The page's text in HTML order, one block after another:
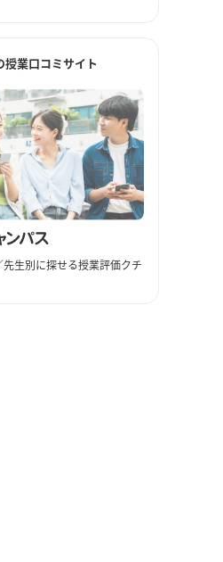
授業口コミサイト
生別に探せる授業評価クチ